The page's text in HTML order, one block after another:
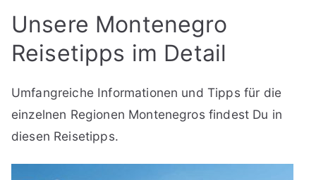
Unsere Montenegro
Reisetipps im Detail
Umfangreiche Informationen und Tipps für die
einzelnen Regionen Montenegros findest Du in
diesen Reisetipps.